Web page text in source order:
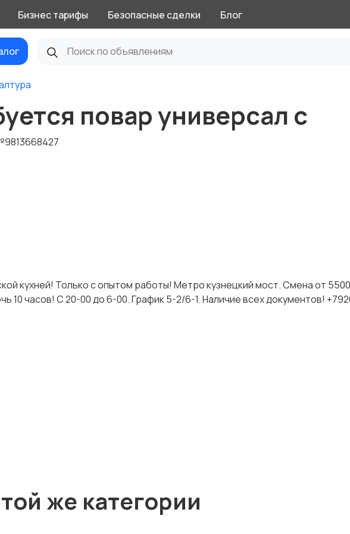
Бизнес тарифы Безопасные сделки Блог
повар универсал с
кухней! Только с опытом работы! Метро кузнецкий мост. Смена от
10 часов! С 20-00 до 6-00. График 5-2/6-1. Наличие всех документов!
же категории